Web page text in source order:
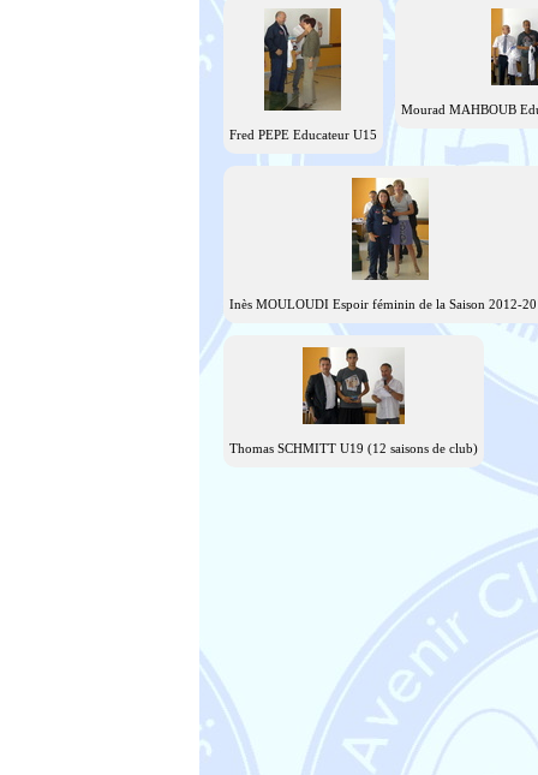
Fred PEPE Educateur U15
Mourad MAHBOUB
Inès MOULOUDI Espoir féminin de la Saison 2012-
Thomas SCHMITT U19 (12 saisons de club)